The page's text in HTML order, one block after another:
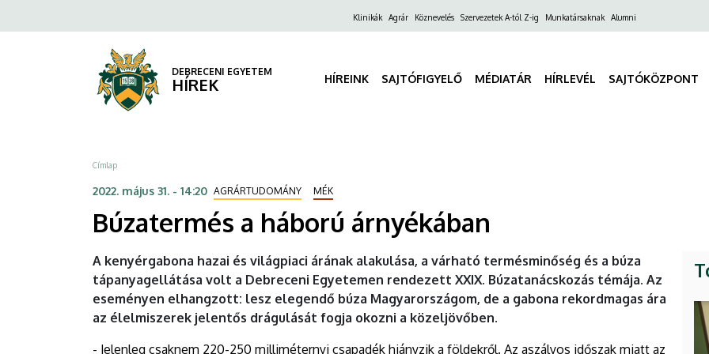
árnyékában
DEBRECENI
EGYETEM
a
FelsőKlinikák Agrár Köznevelés Szervezetek A-tól Z-ig Munkatársaknak Alumni
DEBRECENI EGYETEM
HÍREK HÍREINK SAJTÓFIGYELŐ MÉDIATÁR HÍRLEVÉL SAJTÓKÖZPONT
Morzsa
Címlap
2022. május 31. - 14:20 AGRÁRTUDOMÁNY MÉK
Búzatermés a háború árnyékában
A kenyérgabona hazai és világpiaci árának alakulása, a várható termésminőség és a búza
tápanyagellátása volt a Debreceni Egyetemen rendezett XXIX. Búzatanácskozás témája. Az
eseményen elhangzott: lesz elegendő búza Magyarországom, de a gabona rekordmagas ára
az élelmiszerek jelentős drágulását fogja okozni a közeljövőben.
- Jelenleg csaknem 220-250 milliméternyi csapadék hiányzik a földekről. Az aszályos időszak miatt az